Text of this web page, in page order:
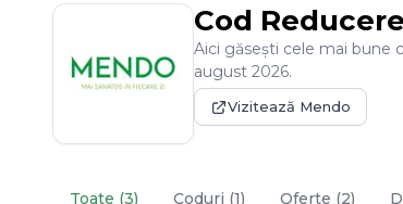
Cod Reducere
Aici găsești cele mai bune
august 2026.
Vizitează Mendo
Toate (3) Coduri (1) Oferte (2)